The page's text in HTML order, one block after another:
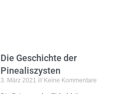
Die Geschichte der
Pinealiszysten
3. März 2021 Keine Kommentare